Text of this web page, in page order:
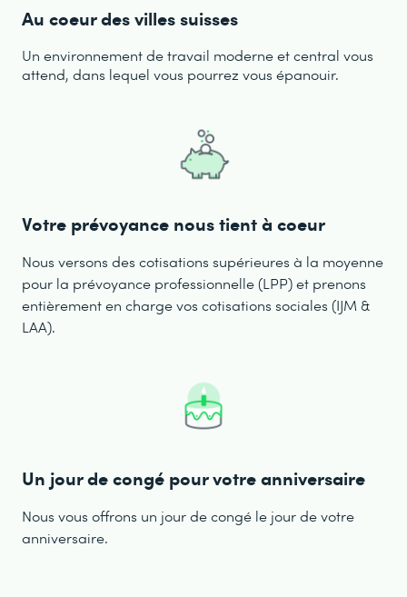
Au coeur des villes suisses
Un environnement de travail moderne et central vous
attend, dans lequel vous pourrez vous épanouir.
Votre prévoyance nous tient à coeur
Nous versons des cotisations supérieures à la moyenne
pour la prévoyance professionnelle (LPP) et prenons
entièrement en charge vos cotisations sociales (IJM &
LAA).
Un jour de congé pour votre anniversaire
Nous vous offrons un jour de congé le jour de votre
anniversaire.